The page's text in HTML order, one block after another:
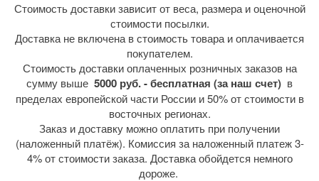
Стоимость доставки зависит от веса, размера и оценочной
стоимости посылки.
Доставка не включена в стоимость товара и оплачивается
покупателем.
Стоимость доставки оплаченных розничных заказов на
сумму выше 5000 руб. - бесплатная (за наш счет) в
пределах европейской части России и 50% от стоимости в
восточных регионах.
Заказ и доставку можно оплатить при получении
(наложенный платёж). Комиссия за наложенный платеж 3-
4% от стоимости заказа. Доставка обойдется немного
дороже.